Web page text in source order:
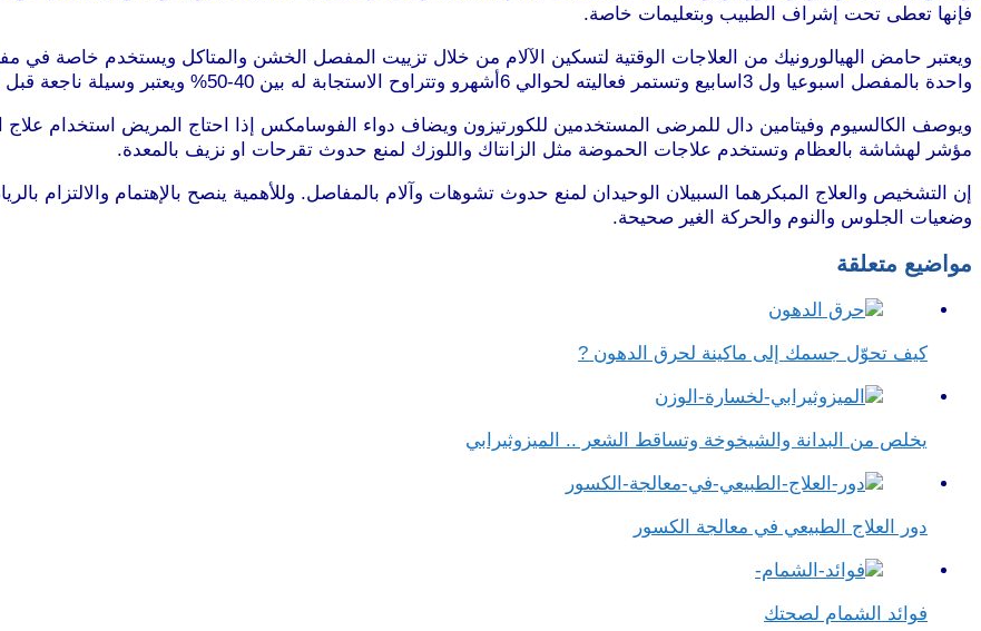
فإنها تعطى تحت إشراف الطبيب وبتعليمات خاصة.
ويعتبر حامض الهيالورونيك من العلاجات الوقتية لتسكين الآلام من خلال تزييت المفصل الخشن والمتاكل ويستخدم خاصة في
واحدة بالمفصل اسبوعيا ول 3اسابيع وتستمر فعاليته لحوالي 6أشهرو وتتراوح الاستجابة له بين 40-50% ويعتبر وسيلة ناجعة قبل التدخل الجراحي.
مؤشر لهشاشة بالعظام وتستخدم علاجات الحموضة مثل الزانتاك واللوزك لمنع حدوث تقرحات او نزيف بالمعدة.
إن التشخيص والعلاج المبكرهما السبيلان الوحيدان لمنع حدوث تشوهات وآلام بالمفاصل. وللأهمية ينصح بالإهتمام والالتزام
وضعيات الجلوس والنوم والحركة الغير صحيحة.
مواضيع متعلقة
كيف تحوّل جسمك إلى ماكينة لحرق الدهون ?
يخلص من البدانة والشيخوخة وتساقط الشعر .. الميزوثيرابي
دور العلاج الطبيعي في معالجة الكسور
فوائد الشمام لصحتك